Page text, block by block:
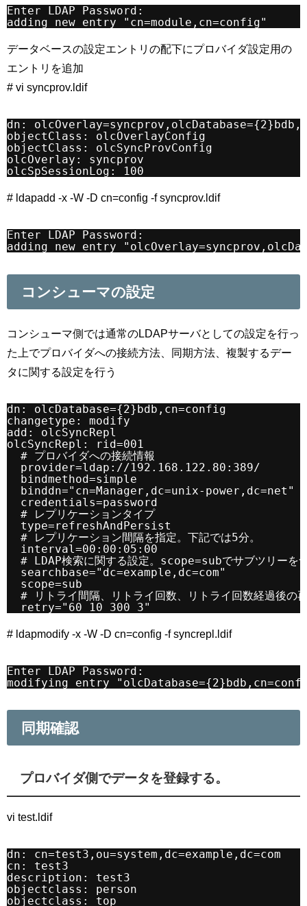
Enter LDAP Password:
adding new entry "cn=module,cn=config"
データベースの設定エントリの配下にプロバイダ設定用の
エントリを追加
# vi syncprov.ldif
dn:
objectClass: olcOverlayConfig
objectClass: olcSyncProvConfig
olcOverlay: syncprov
olcSpSessionLog: 100
# ldapadd -x -W -D cn=config -f syncprov.ldif
Enter LDAP Password:
adding new entry
コンシューマの設定
コンシューマ側では通常のLDAPサーバとしての設定を行っ
た上でプロバイダへの接続方法、同期方法、複製するデー
タに関する設定を行う
dn: olcDatabase={2}bdb,cn=config
changetype: modify
add: olcSyncRepl
olcSyncRepl: rid=001
# プロバイダへの接続情報
provider=ldap://192.168.122.80:389/
bindmethod=simple
binddn="cn=Manager,dc=unix-power,dc=net"
credentials=password
# レプリケーションタイプ
type=refreshAndPersist
# レプリケーション間隔を指定。下記では5分。
interval=00:00:05:00
# LDAP検索に関する設定。scope=subでサブツリーを
searchbase="dc=example,dc=com"
scope=sub
# リトライ間隔、リトライ回数、リトライ回数経過後の
retry="60 10 300 3"
# ldapmodify -x -W -D cn=config -f syncrepl.ldif
Enter LDAP Password:
modifying entry
同期確認
プロバイダ側でデータを登録する。
vi test.ldif
dn: cn=test3,ou=system,dc=example,dc=com
cn: test3
description: test3
objectclass: person
objectclass: top